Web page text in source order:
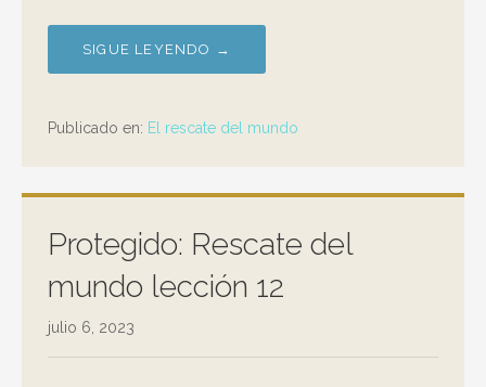
SIGUE LEYENDO →
Publicado en: El rescate del mundo
Protegido: Rescate del
mundo lección 12
julio 6, 2023